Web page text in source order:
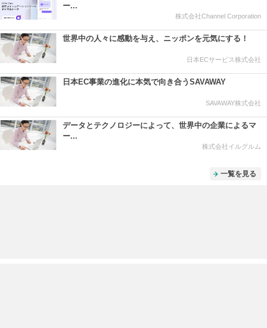
ー...
株式会社Channel Corporation
世界中の人々に感動を与え、ニッポンを元気にする！
日本ECサービス株式会社
日本EC事業の進化に本気で向き合うSAVAWAY
SAVAWAY株式会社
データとテクノロジーによって、世界中の企業によるマ
ー...
株式会社イルグルム
一覧を見る